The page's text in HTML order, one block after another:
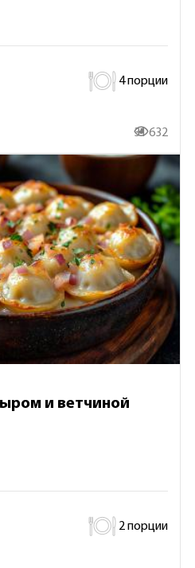
4 порции
31 632
и ветчиной
2 порции